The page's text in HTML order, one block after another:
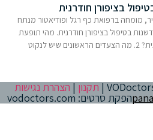
בציפורן חודרנית
מומחה ברפואת כף רגל ופודיאטור מנתח
בטיפול בציפורן חודרנית. מהי תופעת
לנקוט
תקנון | הצהרת נגישות
הפקת סרטים: vodoctors.com